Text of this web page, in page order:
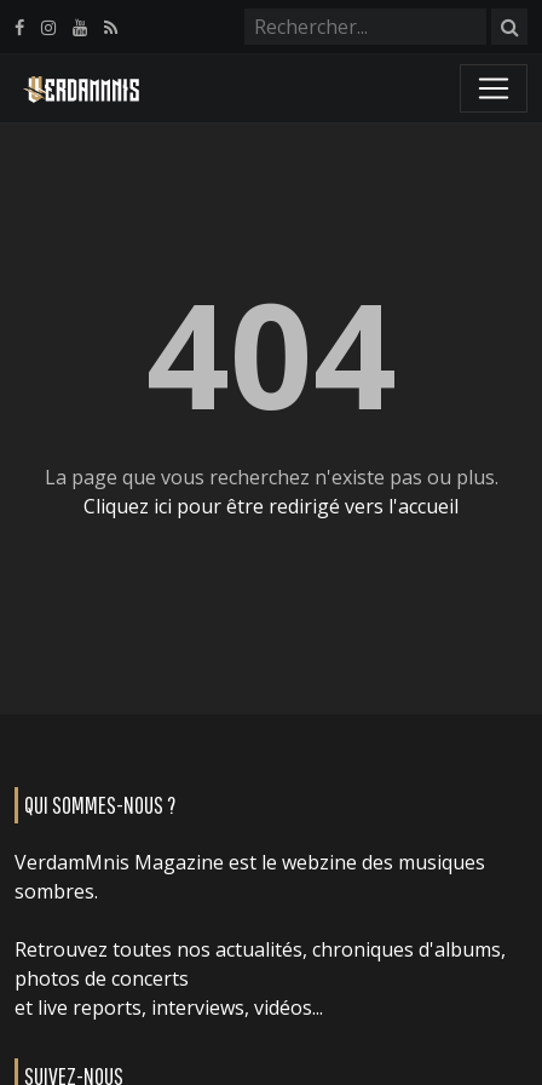
404
La page que vous recherchez n'existe pas ou plus.
Cliquez ici pour être redirigé vers l'accueil
QUI SOMMES-NOUS ?
VerdamMnis Magazine est le webzine des musiques
sombres.
Retrouvez toutes nos actualités, chroniques d'albums,
photos de concerts
et live reports, interviews, vidéos...
SUIVEZ-NOUS
Panneau de gestion des cookies